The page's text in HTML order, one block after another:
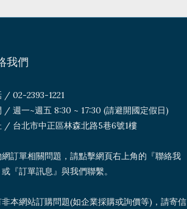
我們
/ 02-2393-1221
/ 週一~週五 8:30 ~ 17:30 (請避開國定假日)
/ 台北市中正區林森北路5巷6號1樓
訂單相關問題，請點擊網頁右上角的『聯絡我
『訂單訊息』與我們聯繫。
本網站訂購問題(如企業採購或詢價等)，請寄信